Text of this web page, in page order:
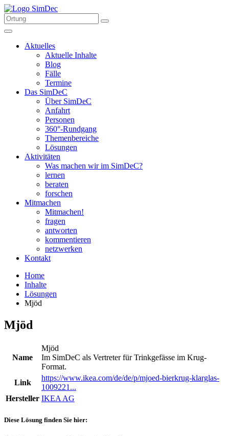
Aktuelles
Aktuelle Inhalte
Blog
Fälle
Termine
Das SimDeC
Über SimDeC
Anfahrt
Personen
360°-Rundgang
Themenbereiche
Lösungen
Aktivitäten
Was machen wir im SimDeC?
lernen
beraten
forschen
Mitmachen
Mitmachen!
fragen
antworten
kommentieren
netzwerken
Kontakt
Home
Inhalte
Lösungen
Mjöd
Mjöd
Name
Mjöd
Im SimDeC als Vertreter für Trinkgefässe im Krug-
Format.
Link
https://www.ikea.com/de/de/p/mjoed-bierkrug-klarglas-
1009221...
Hersteller IKEA AG
Diese Lösung finden Sie hier: